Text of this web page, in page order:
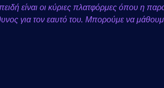
είναι οι κύριες πλατφόρμες όπου η
για τον εαυτό του. Μπορούμε να